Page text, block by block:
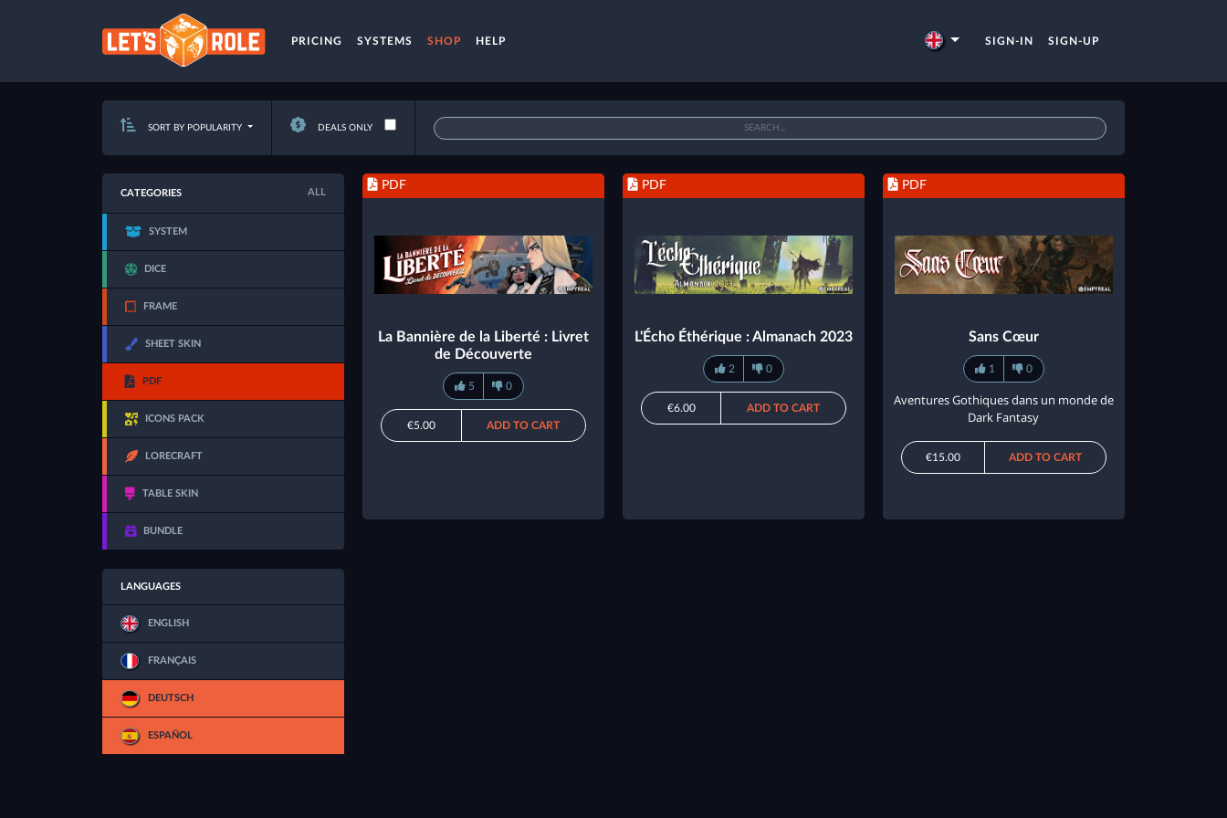
PRICING SYSTEMS SHOP HELP SIGN-IN SIGN-UP
SORT BY POPULARITY DEALS ONLY
CATEGORIES ALL
SYSTEM
DICE
FRAME
SHEET SKIN
PDF
ICONS PACK
LORECRAFT
TABLE SKIN
BUNDLE
LANGUAGES
ENGLISH
FRANÇAIS
DEUTSCH
ESPAÑOL
PDF
La Bannière de la Liberté : Livret
de Découverte
5 0
€5.00 ADD TO CART
PDF
L'Écho Éthérique : Almanach 2023
2 0
€6.00 ADD TO CART
PDF
Sans Cœur
1 0
Aventures Gothiques dans un monde de
Dark Fantasy
€15.00 ADD TO CART